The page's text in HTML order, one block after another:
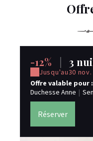
-12% 3
Jusqu'au30 nov.
Offre valable pour :
Duchesse Anne |
Réserver